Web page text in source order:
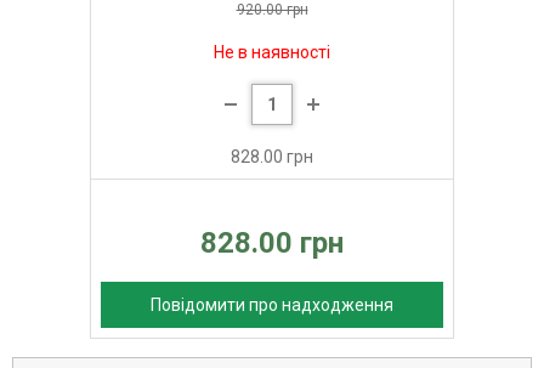
920.00 грн
Не в наявності
828.00 грн
828.00 грн
Повідомити про надходження